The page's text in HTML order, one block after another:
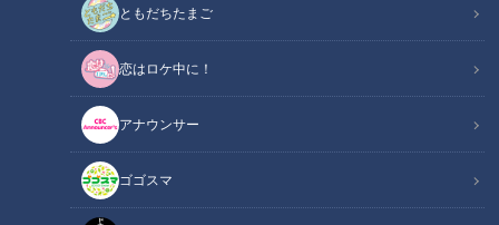
ともだちたまご
恋はロケ中に！
アナウンサー
ゴゴスマ
重さ4ｔの巨大な山車が大回転する「若宮まつり」。大迫力の
神輿行列が縦断するのは、なんと名古屋市のど真ん中です。し
かも祭りの参加者には、ほぼ地元民がいません。その裏には、
歴史をさかのぼる「ある事情」と、祭りの存亡をかけた思いが
ありました。300年以上の歴史を誇る祭りの現場で、タレント
の寺坂頼我くんが一番アツい人「OMATSURIちゃん」を探し